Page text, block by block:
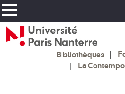
Bibliothèques
La